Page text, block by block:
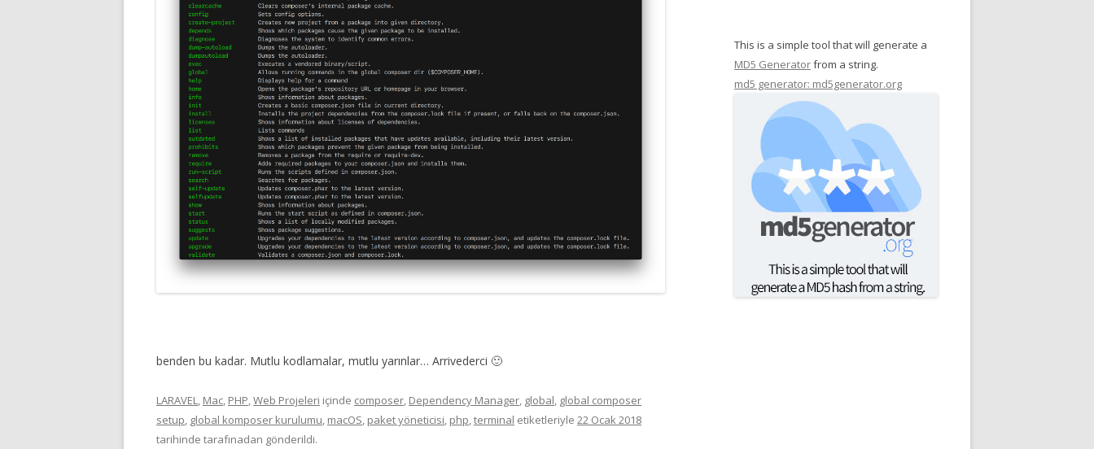
benden bu kadar. Mutlu kodlamalar, mutlu yarınlar… Arrivederci 🙂
LARAVEL Mac PHP Web Projeleri içinde composer Dependency Manager global global composer
setup global komposer kurulumu macOS paket yöneticisi php terminal etiketleriyle 22 Ocak 2018
tarihinde tarafınadan gönderildi.
This is a simple tool that will generate a
MD5 Generatorfrom a string.
md5 generator: md5generator.org